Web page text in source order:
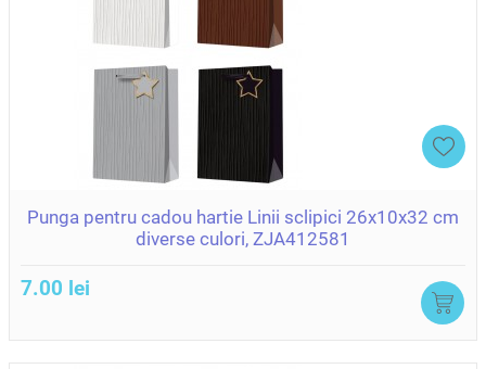
Punga pentru cadou hartie Linii sclipici 26x10x32 cm
diverse culori, ZJA412581
7.00 lei